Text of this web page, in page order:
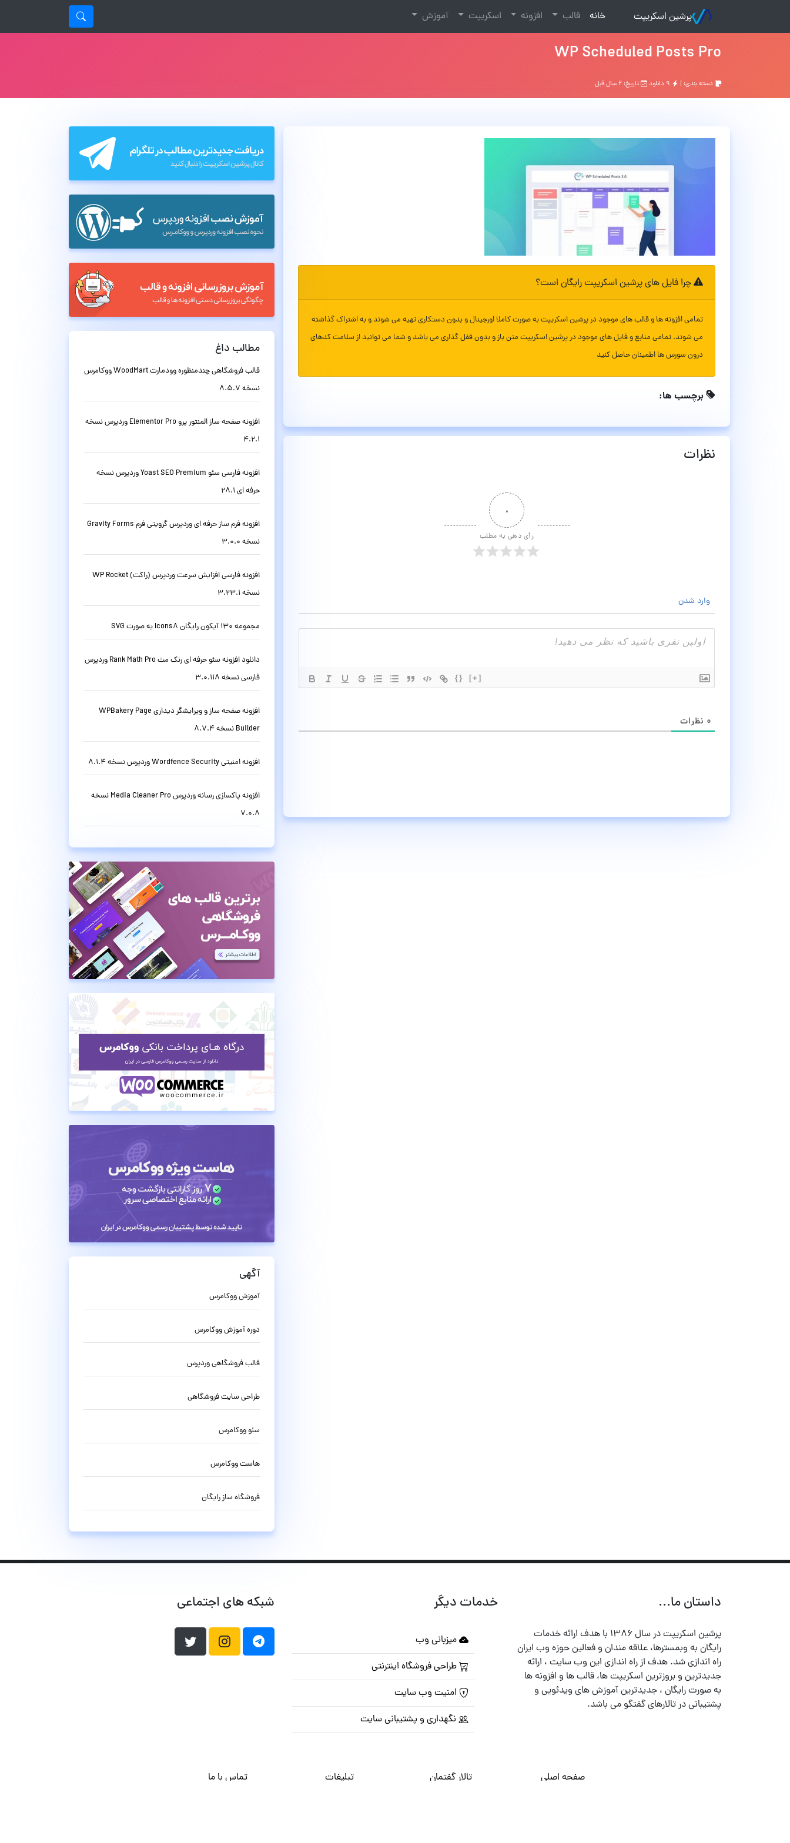
پرشین اسکریپت خانه
(current) قالب افزونه اسکریپت آموزش
WP Scheduled Posts Pro
دسته بندی: | تاریخ: ۲ سال قبل
چرا فایل های پرشین اسکریپت رایگان است؟
تمامی افزونه ها و قالب های موجود در پرشین اسکریپت به صورت کاملا اورجینال و بدون دستکاری تهیه می شوند و به اشتراک گذاشته
می شوند. تمامی منابع و فایل های موجود در پرشین اسکریپت متن باز و بدون قفل گذاری می باشد و شما می توانید از سلامت کدهای
درون سورس ها اطمینان حاصل کنید
برچسب ها:
نظرات
۰
رأی دهی به مطلب
وارد شدن
{} [+]
۰ نظرات
مطالب داغ
قالب فروشگاهی چندمنظوره وودمارت WoodMart ووکامرس
نسخه 8.5.7
افزونه صفحه ساز المنتور پرو Elementor Pro وردپرس نسخه
4.2.1
افزونه فارسی سئو Yoast SEO Premium وردپرس نسخه
حرفه ای 28.1
افزونه فرم ساز حرفه ای وردپرس گرویتی فرم Gravity Forms
نسخه 3.0.0
افزونه فارسی افزایش سرعت وردپرس (راکت) WP Rocket
نسخه 3.23.1
مجموعه 130 آیکون رایگان Icons8 به صورت SVG
دانلود افزونه سئو حرفه ای رنک مث Rank Math Pro وردپرس
فارسی نسخه 3.0.118
افزونه صفحه ساز و ویرایشگر دیداری WPBakery Page
Builder نسخه 8.7.4
افزونه امنیتی Wordfence Security وردپرس نسخه 8.1.4
افزونه پاکسازی رسانه وردپرس Media Cleaner Pro نسخه
7.0.8
آگهی
آموزش ووکامرس
دوره آموزش ووکامرس
قالب فروشگاهی وردپرس
طراحی سایت فروشگاهی
سئو ووکامرس
هاست ووکامرس
فروشگاه ساز رایگان
داستان ما...
پرشین اسکریپت در سال ۱۳۸۶ با هدف ارائه خدمات
رایگان به وبمسترها، علاقه مندان و فعالین حوزه وب ایران
راه اندازی شد. هدف از راه اندازی این وب سایت ، ارائه
جدیدترین و بروزترین اسکریپت ها، قالب ها و افزونه ها
به صورت رایگان ، جدیدترین آموزش های ویدئویی و
پشتیبانی در تالارهای گفتگو می باشد.
خدمات دیگر
میزبانی وب
طراحی فروشگاه اینترنتی
امنیت وب سایت
نگهداری و پشتیبانی سایت
شبکه های اجتماعی
صفحه اصلی تالار گفتمان تبلیغات تماس با ما